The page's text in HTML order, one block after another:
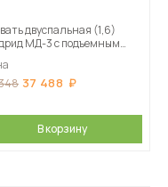
двуспальная (1,6)
МД-3 с подъемным
37 488
В корзину